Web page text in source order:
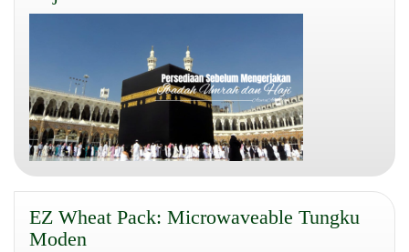
EZ Wheat Pack: Microwaveable Tungku
Moden